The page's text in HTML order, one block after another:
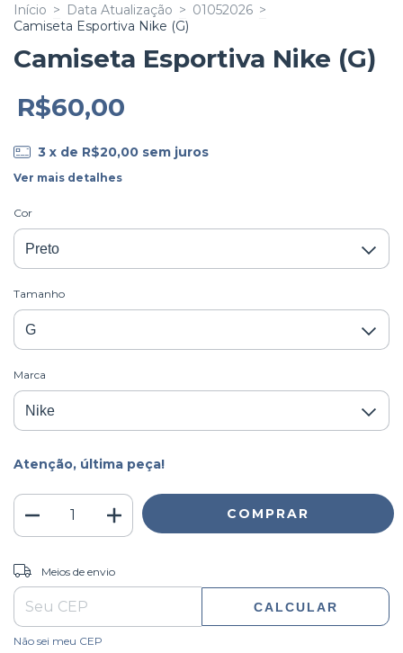
Início > Data Atualização > 01052026 >
Camiseta Esportiva Nike (G)
Camiseta Esportiva Nike (G)
R$60,00
3 x de R$20,00 sem juros
Ver mais detalhes
Cor
Tamanho
Marca
Atenção, última peça!
Entregas para o CEP:
Meios de envio
CALCULAR
Não sei meu CEP